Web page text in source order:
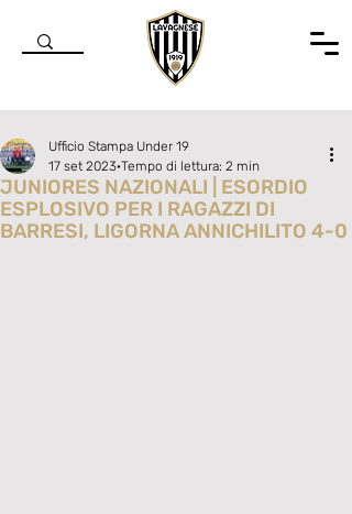
JUNIORES NAZIONALI | ESORDIO
ESPLOSIVO PER I RAGAZZI DI
BARRESI, LIGORNA ANNICHILITO 4-0
Ufficio Stampa Under 19
17 set 2023 Tempo di lettura: 2 min